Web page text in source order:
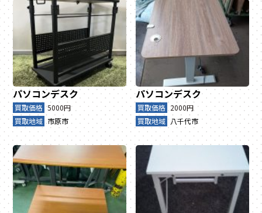
パソコンデスク
買取価格 5000円
買取地域 市原市
パソコンデスク
買取価格 2000円
買取地域 八千代市